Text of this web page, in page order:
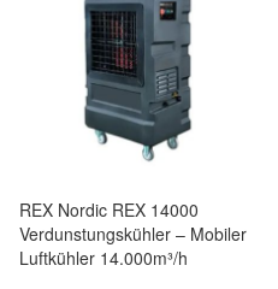
REX Nordic REX 14000
Verdunstungskühler – Mobiler
Luftkühler 14.000m³/h